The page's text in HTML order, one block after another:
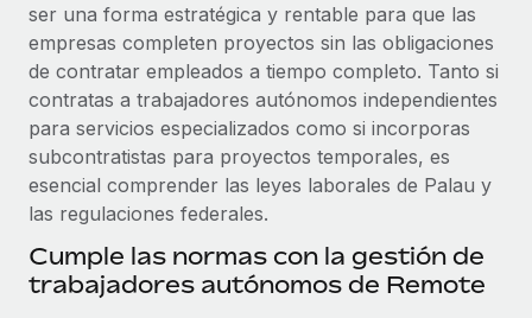
SERVICIOS
Pregunta a un experto
Obtén ayuda de gente experta en RR. HH. globales
y cumplimiento normativo.
Comprobaciones de antecedentes
Simplifica los procesos de cribado de candidatos.
Cumplimiento normativo
Adelántate a los riesgos de cumplimiento
Consultoría de integraciones y automatización con IA.
CASOS PRÁCTICOS
Obtén ayuda
Consulta todos los recursos
Nómina global
Contractor Management
ser una forma estratégica y rentable para que las
empresas completen proyectos sin las obligaciones
de contratar empleados a tiempo completo. Tanto si
contratas a trabajadores autónomos independientes
para servicios especializados como si incorporas
subcontratistas para proyectos temporales, es
esencial comprender las leyes laborales de Palau y
las regulaciones federales.
Cumple las normas con la gestión de
trabajadores autónomos de Remote